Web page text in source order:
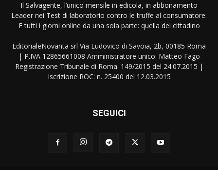
Il Salvagente, l’unico mensile in edicola, in abbonamento
Leader nei Test di laboratorio contro le truffe al consumatore.
E tutti i giorni online da una sola parte: quella del cittadino
EditorialeNovanta srl Via Ludovico di Savoia, 2b, 00185 Roma
| P.IVA 12865661008 Amministratore unico: Matteo Fago
Registrazione Tribunale di Roma: 149/2015 del 24.07.2015 |
Iscrizione ROC: n. 25400 del 12.03.2015
SEGUICI